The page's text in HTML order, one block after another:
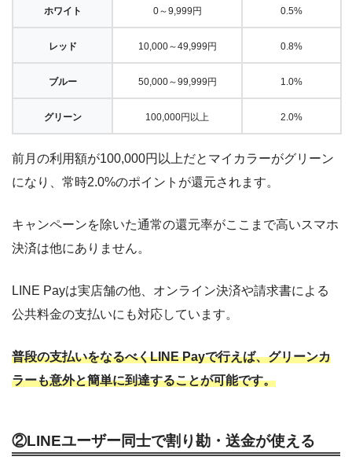
ホワイト 0～9,999円 0.5%
レッド 10,000～49,999円 0.8%
ブルー 50,000～99,999円 1.0%
グリーン 100,000円以上 2.0%
前月の利用額が100,000円以上だとマイカラーがグリーン
になり、常時2.0%のポイントが還元されます。
キャンペーンを除いた通常の還元率がここまで高いスマホ
決済は他にありません。
LINE Payは実店舗の他、オンライン決済や請求書による
公共料金の支払いにも対応しています。
普段の支払いをなるべくLINE Payで行えば、グリーンカ
ラーも意外と簡単に到達することが可能です。
②LINEユーザー同士で割り勘・送金が使える